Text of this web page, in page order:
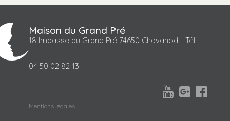
Maison du Grand Pré
18 Impasse du Grand Pré 74650 Chavanod - Tél.
04 50 02 82 13



Mentions légales